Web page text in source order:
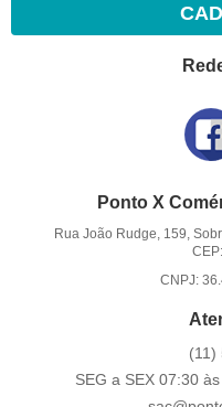
Ponto X
Rua João Rudge, 159,
CNPJ:
(11)
SEG a SEX 07:30